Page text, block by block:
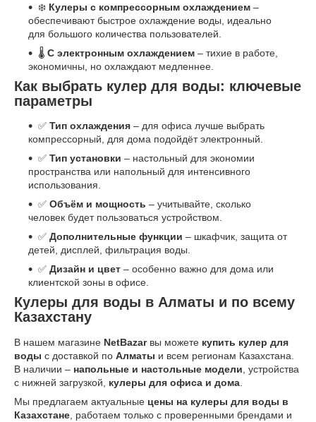
❄️ Кулеры с компрессорным охлаждением –
обеспечивают быстрое охлаждение воды, идеально
для большого количества пользователей.
🌡️ С электронным охлаждением – тихие в работе,
экономичны, но охлаждают медленнее.
Как выбрать кулер для воды: ключевые
параметры
✅ Тип охлаждения – для офиса лучше выбрать
компрессорный, для дома подойдёт электронный.
✅ Тип установки – настольный для экономии
пространства или напольный для интенсивного
использования.
✅ Объём и мощность – учитывайте, сколько
человек будет пользоваться устройством.
✅ Дополнительные функции – шкафчик, защита от
детей, дисплей, фильтрация воды.
✅ Дизайн и цвет – особенно важно для дома или
клиентской зоны в офисе.
Кулеры для воды в Алматы и по всему
Казахстану
В нашем магазине NetBazarвы можете купить кулер для
воды с доставкой по Алматы и всем регионам Казахстана.
В наличии – напольные и настольные модели , устройства
с нижней загрузкой, кулеры для офиса и дома
Мы предлагаем актуальные цены на кулеры для воды в
Казахстане , работаем только с проверенными брендами и